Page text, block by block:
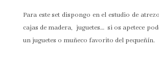
Para este set dispongo en el estudio de
cajas de madera, juguetes… si os apetece
un juguetes o muñeco favorito del pequeñín.